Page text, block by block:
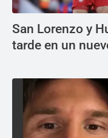
San Lorenzo y
tarde en un